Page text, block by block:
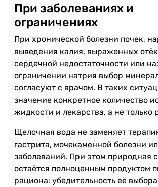
При заболеваниях и
ограничениях
При хронической болезни почек,
выведения калия, выраженных
сердечной недостаточности или
ограничении натрия выбор
согласуют с врачом. В таких
значение конкретное количество
жидкости и лекарства, а не только
Щелочная вода не заменяет
гастрита, мочекаменной болезни
заболеваний. При этом природная
остаётся полноценным продуктом
рациона: убедительность её